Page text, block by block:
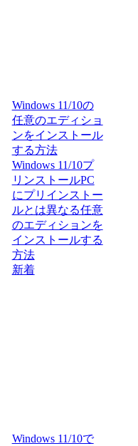
Windows 11/10の
任意のエディショ
ンをインストール
する方法
Windows 11/10プ
リンストールPC
にプリインストー
ルとは異なる任意
のエディションを
インストールする
方法
新着
Windows 11/10で